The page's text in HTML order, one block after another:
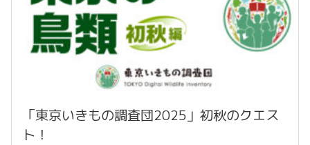
「東京いきもの調査団2025」初秋のクエス
ト！